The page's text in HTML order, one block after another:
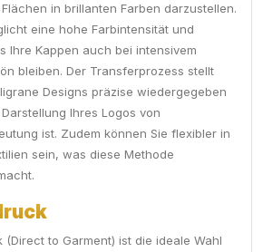
in brillanten Farben darzustellen.
eine hohe Farbintensität und
Ihre Kappen auch bei intensivem
bleiben. Der Transferprozess stellt
Designs präzise wiedergegeben
Ihres Logos von
ist. Zudem können Sie flexibler in
sein, was diese Methode
(Direct to Garment) ist die ideale Wahl